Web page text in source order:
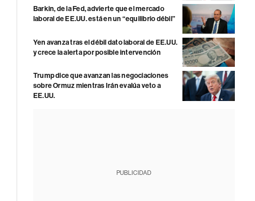
Barkin, de la Fed, advierte que el mercado
laboral de EE.UU. está en un “equilibrio débil”
Yen avanza tras el débil dato laboral de EE.UU.
y crece la alerta por posible intervención
Trump dice que avanzan las negociaciones
sobre Ormuz mientras Irán evalúa veto a
EE.UU.
PUBLICIDAD